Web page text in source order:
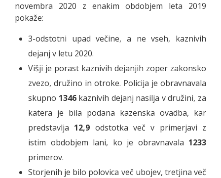
novembra 2020 z enakim obdobjem leta 2019
pokaže:
3-odstotni upad večine, a ne vseh, kaznivih
dejanj v letu 2020.
Višji je porast kaznivih dejanjih zoper zakonsko
zvezo, družino in otroke. Policija je obravnavala
skupno 1346kaznivih dejanj nasilja v družini, za
katera je bila podana kazenska ovadba, kar
predstavlja 12,9 odstotka več v primerjavi z
istim obdobjem lani, ko je obravnavala 1233
primerov.
Storjenih je bilo polovica več ubojev, tretjina več